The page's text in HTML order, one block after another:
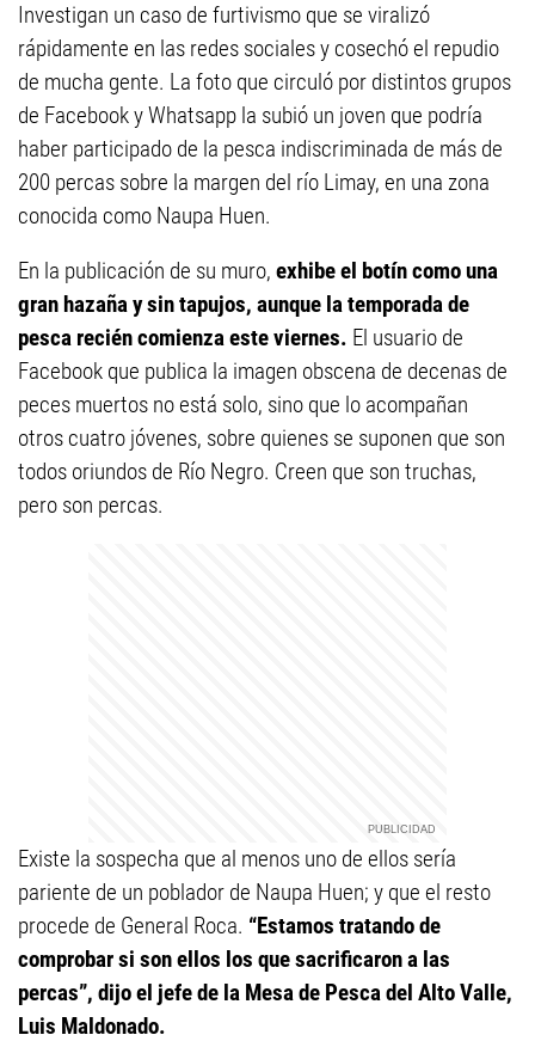
Investigan un caso de furtivismo que se viralizó
rápidamente en las redes sociales y cosechó el repudio
de mucha gente. La foto que circuló por distintos grupos
de Facebook y Whatsapp la subió un joven que podría
haber participado de la pesca indiscriminada de más de
200 percas sobre la margen del río Limay, en una zona
conocida como Naupa Huen.
En la publicación de su muro, exhibe el botín como una
gran hazaña y sin tapujos, aunque la temporada de
pesca recién comienza este viernes. El usuario de
Facebook que publica la imagen obscena de decenas de
peces muertos no está solo, sino que lo acompañan
otros cuatro jóvenes, sobre quienes se suponen que son
todos oriundos de Río Negro. Creen que son truchas,
pero son percas.
Existe la sospecha que al menos uno de ellos sería
pariente de un poblador de Naupa Huen; y que el resto
procede de General Roca. “Estamos tratando de
comprobar si son ellos los que sacrificaron a las
percas”, dijo el jefe de la Mesa de Pesca del Alto Valle,
Luis Maldonado.